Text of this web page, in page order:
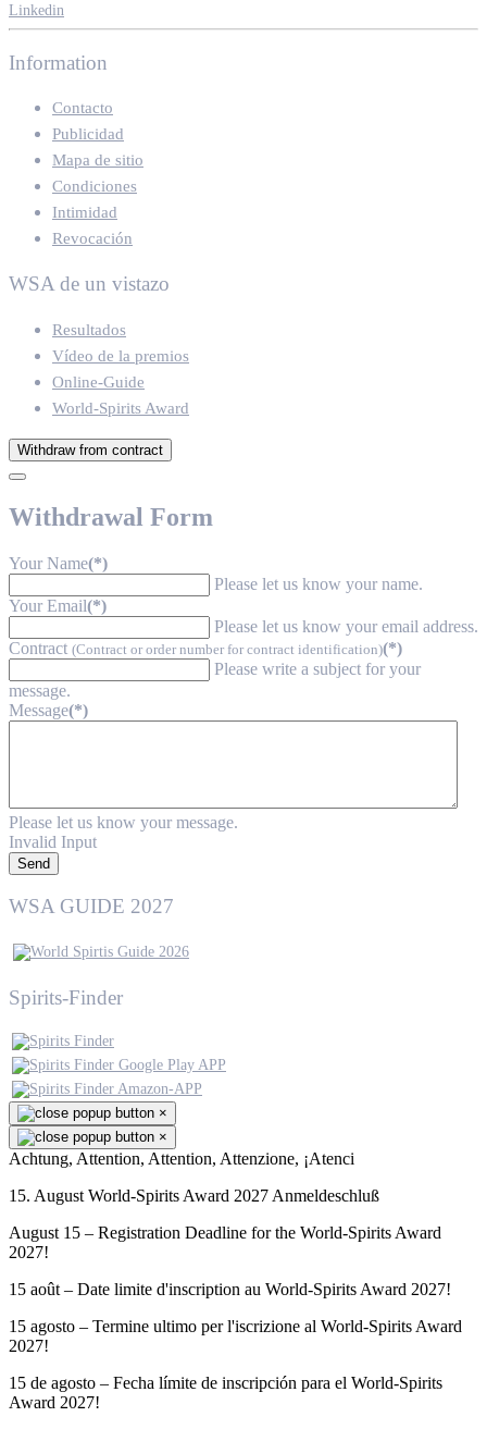
Linkedin
Information
Contacto
Publicidad
Mapa de sitio
Condiciones
Intimidad
Revocación
WSA de un vistazo
Resultados
Vídeo de la premios
Online-Guide
World-Spirits Award
Withdraw from contract
Withdrawal Form
Your Name(*)
Please let us know your name.
Your Email(*)
Please let us know your email address.
Contract (Contract or order number for contract identification)(*)
Please write a subject for your
message.
Message(*)
Please let us know your message.
Invalid Input
Send
WSA GUIDE 2027
Spirits-Finder
×
×
Achtung, Attention, Attention, Attenzione, ¡Atenci
15. August World-Spirits Award 2027 Anmeldeschluß
August 15 – Registration Deadline for the World-Spirits Award
2027!
15 août – Date limite d'inscription au World-Spirits Award 2027!
15 agosto – Termine ultimo per l'iscrizione al World-Spirits Award
2027!
15 de agosto – Fecha límite de inscripción para el World-Spirits
Award 2027!